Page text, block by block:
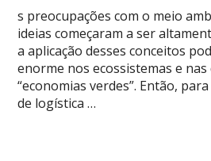
s preocupações com o meio
ideias começaram a ser
a aplicação desses conceitos
enorme nos ecossistemas e nas
“economias verdes”. Então,
de logística …